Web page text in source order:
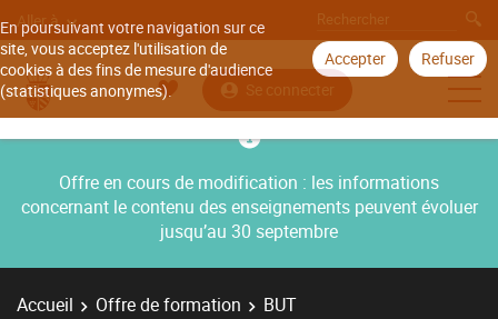
En poursuivant votre navigation sur ce
site, vous acceptez l'utilisation de
cookies à des fins de mesure d'audience
(statistiques anonymes).
Accepter Refuser
Aller à
Se connecter
Offre en cours de modification : les informations
concernant le contenu des enseignements peuvent évoluer
jusqu’au 30 septembre
Accueil Offre de formation
BUT